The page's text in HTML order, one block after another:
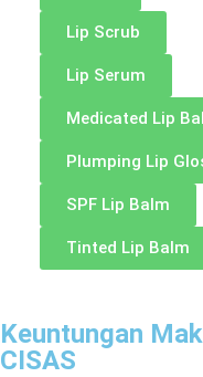
Lip Scrub
Lip Serum
Medicated Lip
Plumping Lip
SPF Lip Balm
Tinted Lip Balm
Keuntungan
CISAS